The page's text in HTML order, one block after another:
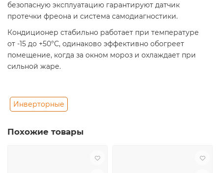
безопасную эксплуатацию гарантируют датчик
протечки фреона и система самодиагностики.
Кондиционер стабильно работает при температуре
от -15 до +50°С, одинаково эффективно обогреет
помещение, когда за окном мороз и охлаждает при
сильной жаре.
Инверторные
Похожие товары